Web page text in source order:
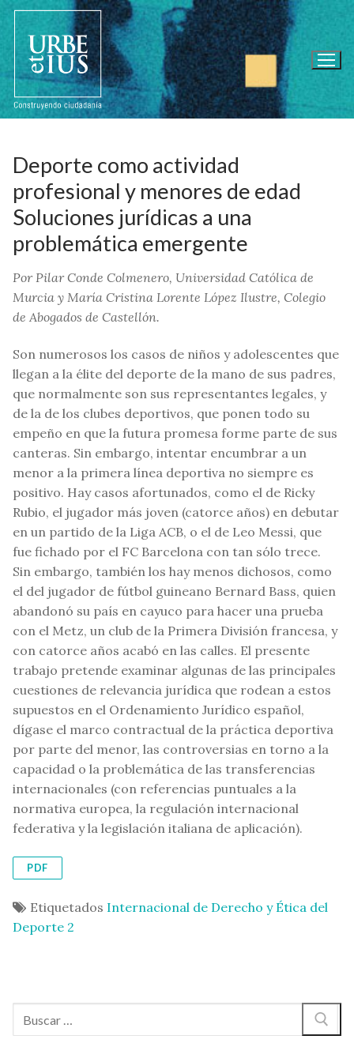
contenido
Deporte como actividad
profesional y menores de edad
Soluciones jurídicas a una
problemática emergente
Por Pilar Conde Colmenero, Universidad Católica de
Murcia y María Cristina Lorente López Ilustre, Colegio
de Abogados de Castellón.
Son numerosos los casos de niños y adolescentes que
llegan a la élite del deporte de la mano de sus padres,
que normalmente son sus representantes legales, y
de la de los clubes deportivos, que ponen todo su
empeño en que la futura promesa forme parte de sus
canteras. Sin embargo, intentar encumbrar a un
menor a la primera línea deportiva no siempre es
positivo. Hay casos afortunados, como el de Ricky
Rubio, el jugador más joven (catorce años) en debutar
en un partido de la Liga ACB, o el de Leo Messi, que
fue fichado por el FC Barcelona con tan sólo trece.
Sin embargo, también los hay menos dichosos, como
el del jugador de fútbol guineano Bernard Bass, quien
abandonó su país en cayuco para hacer una prueba
con el Metz, un club de la Primera División francesa, y
con catorce años acabó en las calles. El presente
trabajo pretende examinar algunas de las principales
cuestiones de relevancia jurídica que rodean a estos
supuestos en el Ordenamiento Jurídico español,
dígase el marco contractual de la práctica deportiva
por parte del menor, las controversias en torno a la
capacidad o la problemática de las transferencias
internacionales (con referencias puntuales a la
normativa europea, la regulación internacional
federativa y la legislación italiana de aplicación).
PDF
Etiquetados Internacional de Derecho y Ética del
Deporte 2